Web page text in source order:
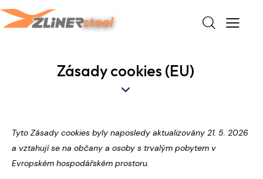
Zásady cookies (EU)
Tyto Zásady cookies byly naposledy aktualizovány 21. 5. 2026
a vztahují se na občany a osoby s trvalým pobytem v
Evropském hospodářském prostoru.